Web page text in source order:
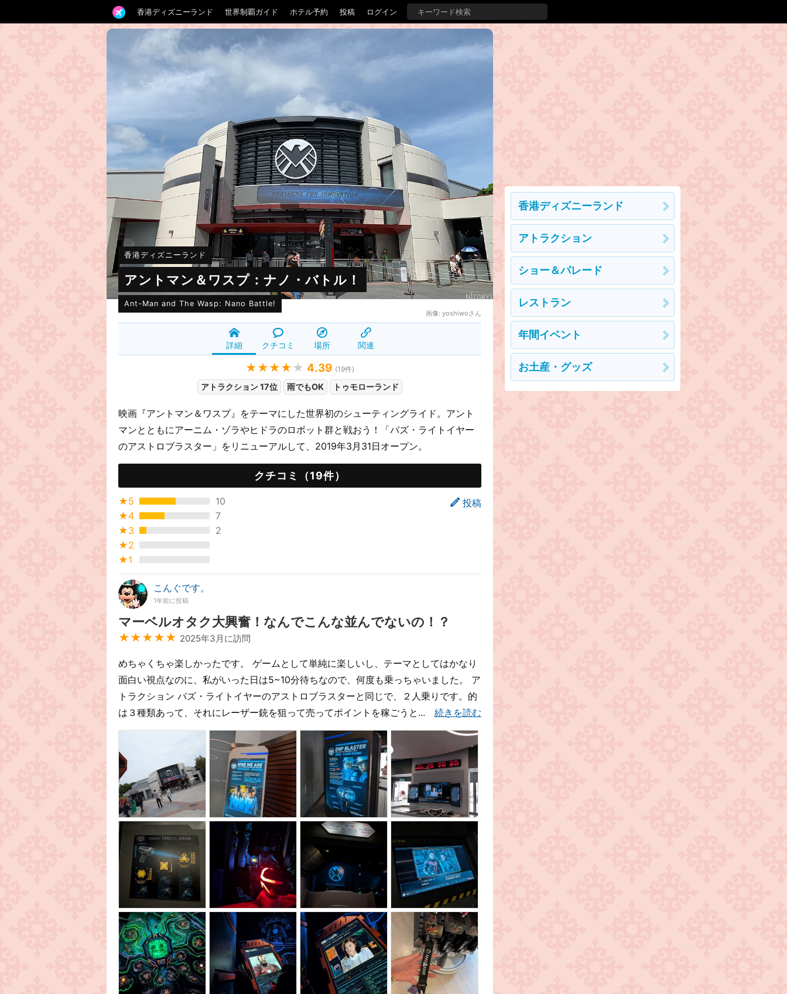
香港ディズニーランド 世界制覇ガイド ホテル予約 投稿 ログイン
香港ディズニーランド
アントマン＆ワスプ：ナノ・バトル！
Ant-Man and The Wasp: Nano Battle!
画像: yoshiwoさん
詳細 クチコミ 場所 関連
★★★★ ★ 4.39 (19件)
アトラクション 17位 雨でもOK トゥモローランド
映画『アントマン＆ワスプ』をテーマにした世界初のシューティングライド。アント
マンとともにアーニム・ゾラやヒドラのロボット群と戦おう！「バズ・ライトイヤー
のアストロブラスター」をリニューアルして、2019年3月31日オープン。
クチコミ（19件）
投稿
★5
10
★4
7
★3
2
★2
★1
こんぐです。
1年前に投稿
マーベルオタク大興奮！なんでこんな並んでないの！？
★★★★★ 2025年3月に訪問
めちゃくちゃ楽しかったです。 ゲームとして単純に楽しいし、テーマとしてはかなり
面白い視点なのに、私がいった日は5~10分待ちなので、何度も乗っちゃいました。 ア
トラクション バズ・ライトイヤーのアストロブラスターと同じで、２人乗りです。的
は３種類あって、それにレーザー銃を狙って売ってポイントを稼ごうと... 続きを読む
香港ディズニーランド
アトラクション
ショー＆パレード
レストラン
年間イベント
お土産・グッズ